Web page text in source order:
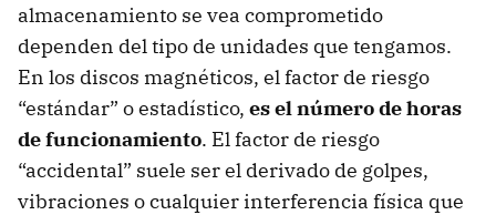
almacenamiento se vea comprometido
dependen del tipo de unidades que tengamos.
En los discos magnéticos, el factor de riesgo
“estándar” o estadístico, es el número de horas
de funcionamiento. El factor de riesgo
“accidental” suele ser el derivado de golpes,
vibraciones o cualquier interferencia física que